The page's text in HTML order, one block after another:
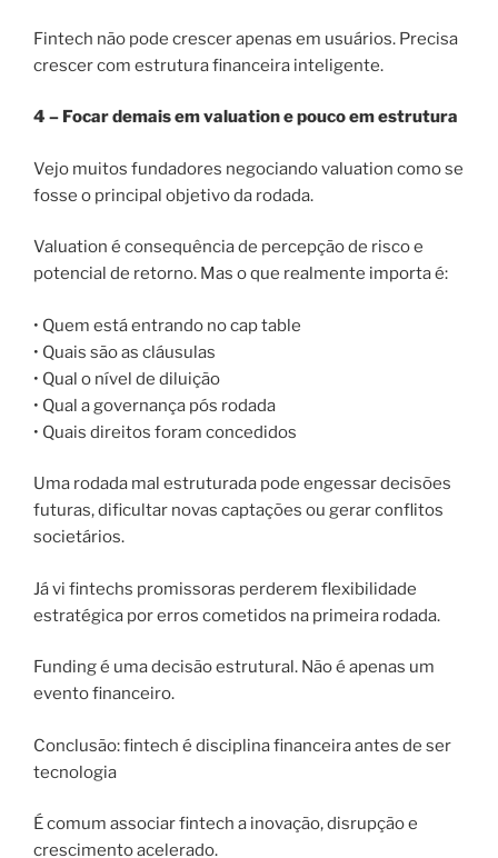
Fintech não pode crescer apenas em usuários. Precisa
crescer com estrutura financeira inteligente.
4 – Focar demais em valuation e pouco em estrutura
Vejo muitos fundadores negociando valuation como se
fosse o principal objetivo da rodada.
Valuation é consequência de percepção de risco e
potencial de retorno. Mas o que realmente importa é:
• Quem está entrando no cap table
• Quais são as cláusulas
• Qual o nível de diluição
• Qual a governança pós rodada
• Quais direitos foram concedidos
Uma rodada mal estruturada pode engessar decisões
futuras, dificultar novas captações ou gerar conflitos
societários.
Já vi fintechs promissoras perderem flexibilidade
estratégica por erros cometidos na primeira rodada.
Funding é uma decisão estrutural. Não é apenas um
evento financeiro.
Conclusão: fintech é disciplina financeira antes de ser
tecnologia
É comum associar fintech a inovação, disrupção e
crescimento acelerado.